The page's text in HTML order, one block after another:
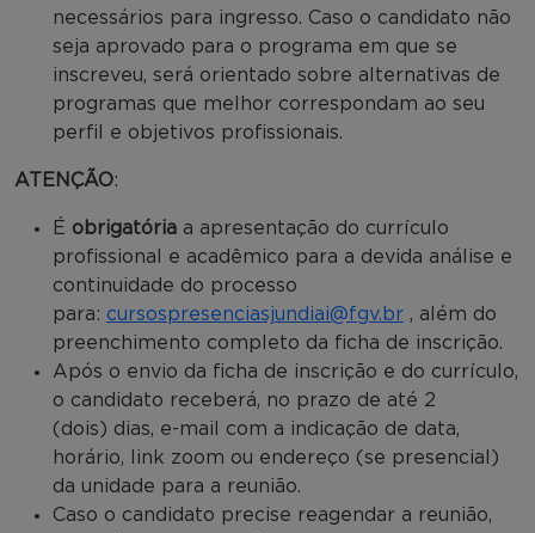
necessários para ingresso. Caso o candidato não
seja aprovado para o programa em que se
inscreveu, será orientado sobre alternativas de
programas que melhor correspondam ao seu
perfil e objetivos profissionais.
ATENÇÃO:
É obrigatória a apresentação do currículo
profissional e acadêmico para a devida análise e
continuidade do processo
para: cursospresenciasjundiai@fgv.br , além do
preenchimento completo da ficha de inscrição.
Após o envio da ficha de inscrição e do currículo,
o candidato receberá, no prazo de até 2
(dois) dias, e-mail com a indicação de data,
horário, link zoom ou endereço (se presencial)
da unidade para a reunião.
Caso o candidato precise reagendar a reunião,